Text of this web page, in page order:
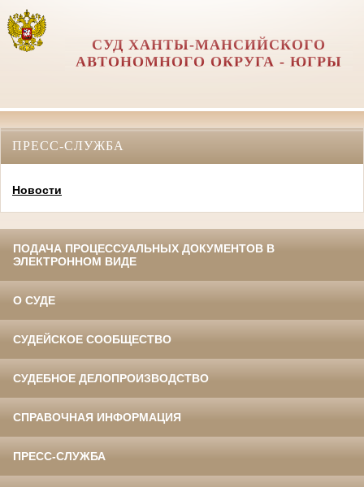
СУД ХАНТЫ-МАНСИЙСКОГО
АВТОНОМНОГО ОКРУГА - ЮГРЫ
ПРЕСС-СЛУЖБА
Новости
ПОДАЧА ПРОЦЕССУАЛЬНЫХ ДОКУМЕНТОВ В
ЭЛЕКТРОННОМ ВИДЕ
О СУДЕ
СУДЕЙСКОЕ СООБЩЕСТВО
СУДЕБНОЕ ДЕЛОПРОИЗВОДСТВО
СПРАВОЧНАЯ ИНФОРМАЦИЯ
ПРЕСС-СЛУЖБА